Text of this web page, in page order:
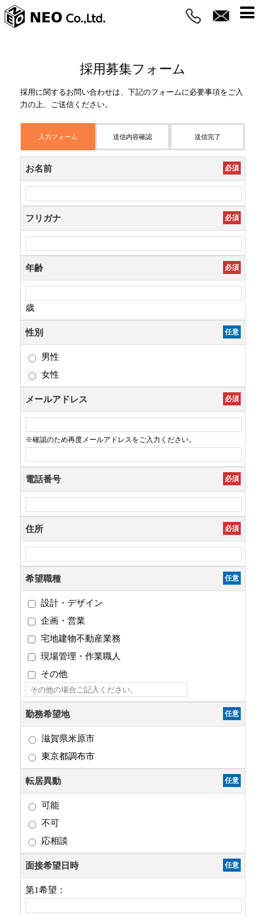
採用募集フォーム
採用に関するお問い合わせは、下記のフォームに必要事項をご入
力の上、ご送信ください。
入力フォーム 送信内容確認 送信完了
お名前 必須
フリガナ 必須
年齢 必須
歳
性別 任意
男性
女性
メールアドレス 必須
※確認のため再度メールアドレスをご入力ください。
電話番号 必須
住所 必須
希望職種 任意
設計・デザイン
企画・営業
宅地建物不動産業務
現場管理・作業職人
その他
勤務希望地 任意
滋賀県米原市
東京都調布市
転居異動 任意
可能
不可
応相談
面接希望日時 任意
第1希望：